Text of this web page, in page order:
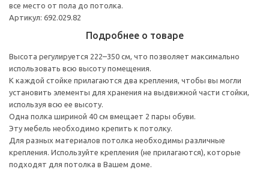
все место от пола до потолка.
Артикул: 692.029.82
Подробнее о товаре
Высота регулируется 222–350 см, что позволяет максимально
использовать всю высоту помещения.
К каждой стойке прилагаются два крепления, чтобы вы могли
установить элементы для хранения на выдвижной части стойки,
используя всю ее высоту.
Одна полка шириной 40 см вмещает 2 пары обуви.
Эту мебель необходимо крепить к потолку.
Для разных материалов потолка необходимы различные
крепления. Используйте крепления (не прилагаются), которые
подходят для потолка в Вашем доме.